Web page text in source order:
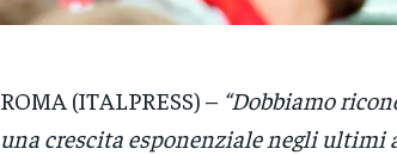
ROMA (ITALPRESS) – “Dobbiamo
una crescita esponenziale negli ultimi